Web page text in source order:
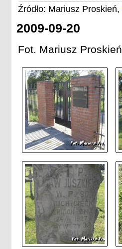
Źródło: Mariusz Proskień,
2009-09-20
Fot. Mariusz Proskień